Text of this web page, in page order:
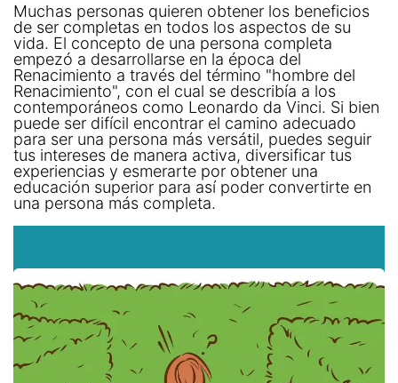
Muchas personas quieren obtener los beneficios
de ser completas en todos los aspectos de su
vida. El concepto de una persona completa
empezó a desarrollarse en la época del
Renacimiento a través del término "hombre del
Renacimiento", con el cual se describía a los
contemporáneos como Leonardo da Vinci. Si bien
puede ser difícil encontrar el camino adecuado
para ser una persona más versátil, puedes seguir
tus intereses de manera activa, diversificar tus
experiencias y esmerarte por obtener una
educación superior para así poder convertirte en
una persona más completa.